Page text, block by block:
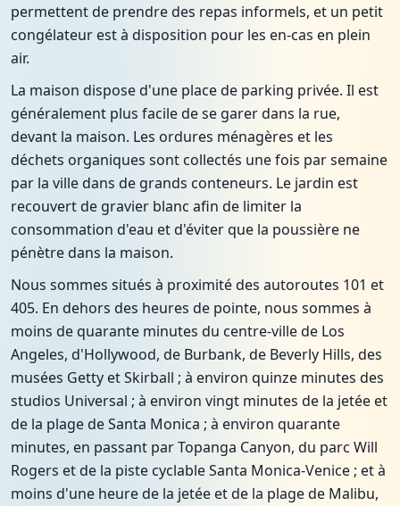
permettent de prendre des repas informels, et un petit
congélateur est à disposition pour les en-cas en plein
air.
La maison dispose d'une place de parking privée. Il est
généralement plus facile de se garer dans la rue,
devant la maison. Les ordures ménagères et les
déchets organiques sont collectés une fois par semaine
par la ville dans de grands conteneurs. Le jardin est
recouvert de gravier blanc afin de limiter la
consommation d'eau et d'éviter que la poussière ne
pénètre dans la maison.
Nous sommes situés à proximité des autoroutes 101 et
405. En dehors des heures de pointe, nous sommes à
moins de quarante minutes du centre-ville de Los
Angeles, d'Hollywood, de Burbank, de Beverly Hills, des
musées Getty et Skirball ; à environ quinze minutes des
studios Universal ; à environ vingt minutes de la jetée et
de la plage de Santa Monica ; à environ quarante
minutes, en passant par Topanga Canyon, du parc Will
Rogers et de la piste cyclable Santa Monica-Venice ; et à
moins d'une heure de la jetée et de la plage de Malibu,